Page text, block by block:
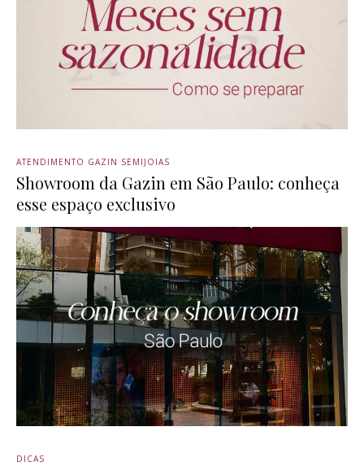
ATENDIMENTO GAZIN SEMIJOIAS
Showroom da Gazin em São Paulo: conheça
esse espaço exclusivo
DICAS